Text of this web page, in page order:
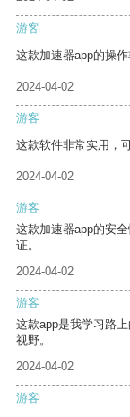
游客
这款加速器app的操
2024-04-02
游客
这款软件非常实用，
2024-04-02
游客
这款加速器app的安
证。
2024-04-02
游客
这款app是我学习路
视野。
2024-04-02
游客